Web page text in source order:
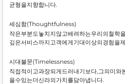
균형을지향합니다.
세심함(Thoughtfulness)
작은부분도놓치지않고배려하는우리의철학
깊은서비스까지고객에게기대이상의경험을
시대불문(Timelessness)
직접적이고과장되게드러내기보다,그의미와
을수있는더신라의가치를담아냅니다.